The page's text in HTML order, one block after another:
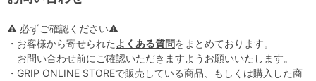
⚠ 必ずご確認ください⚠
・お客様から寄せられた よくある質問をまとめております。
お問い合わせ前にご確認いただきますようお願いいたします。
・GRIP ONLINE STOREで販売している商品、もしくは購入した商